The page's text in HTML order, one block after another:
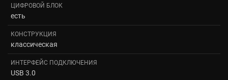
ЦИФРОВОЙ БЛОК
есть
КОНСТРУКЦИЯ
классическая
ИНТЕРФЕЙС ПОДКЛЮЧЕНИЯ
USB 3.0